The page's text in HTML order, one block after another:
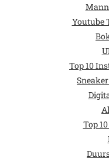
Youtube
Top 10
Top